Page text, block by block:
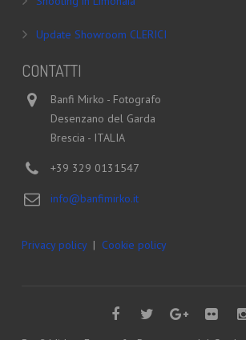
Update Showroom CLERICI
CONTATTI
Banfi Mirko - Fotografo
Desenzano del Garda
Brescia - ITALIA
+39 329 0131547
info@banfimirko.it
Privacy policy| Cookie policy